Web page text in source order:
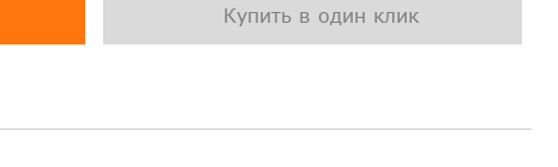
Купить в один клик